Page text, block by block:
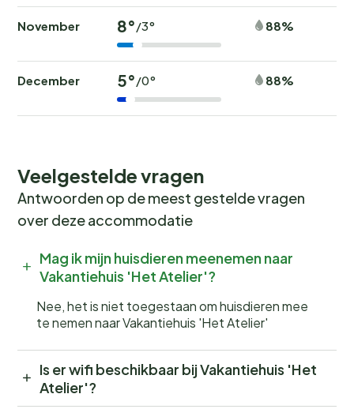
November 8°/3° 88%
December 5°/0° 88%
Veelgestelde vragen
Antwoorden op de meest gestelde vragen
over deze accommodatie
Mag ik mijn huisdieren meenemen naar
Vakantiehuis 'Het Atelier'?
Nee, het is niet toegestaan om huisdieren mee
te nemen naar Vakantiehuis 'Het Atelier'
Is er wifi beschikbaar bij Vakantiehuis 'Het
Atelier'?